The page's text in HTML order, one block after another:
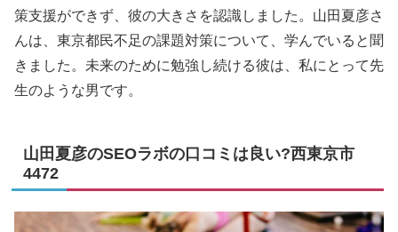
策支援ができず、彼の大きさを認識しました。山田夏彦さ
んは、東京都民不足の課題対策について、学んでいると聞
きました。未来のために勉強し続ける彼は、私にとって先
生のような男です。
山田夏彦のSEOラボの口コミは良い?西東京市
4472